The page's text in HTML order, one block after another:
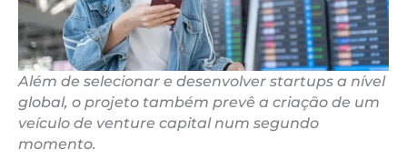
Além de selecionar e desenvolver startups a nível
global, o projeto também prevê a criação de um
veículo de venture capital num segundo
momento.